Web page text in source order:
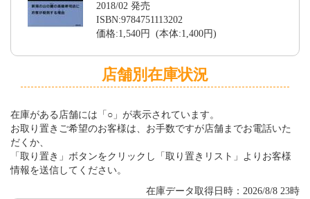
2018/02 発売
ISBN:9784751113202
価格:1,540円 (本体:1,400円)
店舗別在庫状況
在庫がある店舗には「○」が表示されています。
お取り置きご希望のお客様は、お手数ですが店舗までお電話いた
だくか、
「取り置き」ボタンをクリックし「取り置きリスト」よりお客様
情報を送信してください。
在庫データ取得日時：2026/8/8 23時